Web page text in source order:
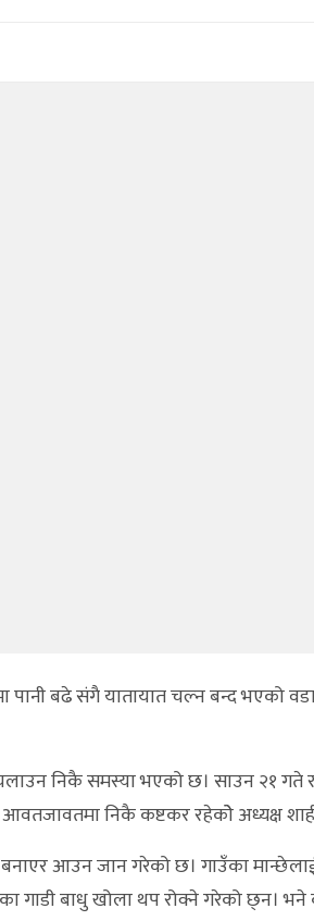
पानी बढे संगै यातायात चल्न बन्द भएको
निकै समस्या भएको छ। साउन २१ गते
निकै कष्टकर रहेकोे अध्यक्ष
आउन जान गरेको छ। गाउँका
गाडी बाधु खोला थप रोक्ने गरेको छ्न। भने